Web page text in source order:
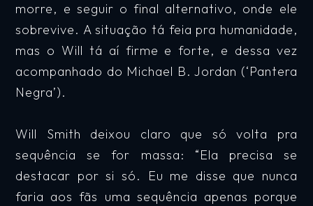
morre, e seguir o final alternativo, onde ele
sobrevive. A situação tá feia pra humanidade,
mas o Will tá aí firme e forte, e dessa vez
acompanhado do Michael B. Jordan (‘Pantera
Negra’).
Will Smith deixou claro que só volta pra
sequência se for massa: “Ela precisa se
destacar por si só. Eu me disse que nunca
faria aos fãs uma sequência apenas porque